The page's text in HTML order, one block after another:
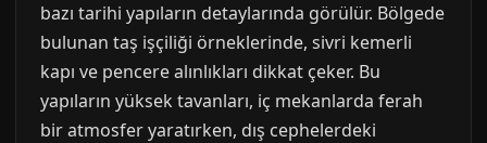
bazı tarihi yapıların detaylarında görülür. Bölgede
bulunan taş işçiliği örneklerinde, sivri kemerli
kapı ve pencere alınlıkları dikkat çeker. Bu
yapıların yüksek tavanları, iç mekanlarda ferah
bir atmosfer yaratırken, dış cephelerdeki